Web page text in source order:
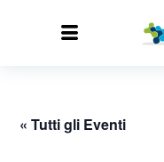
« Tutti gli Eventi